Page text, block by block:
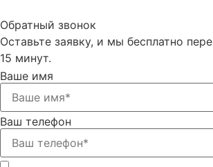
Обратный звонок
Оставьте заявку, и мы бесплатно
15 минут.
Ваше имя
Ваш телефон